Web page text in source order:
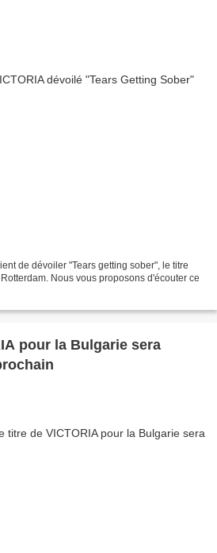
de dévoiler "Tears getting sober", le titre
Nous vous proposons d'écouter ce
pour la Bulgarie sera